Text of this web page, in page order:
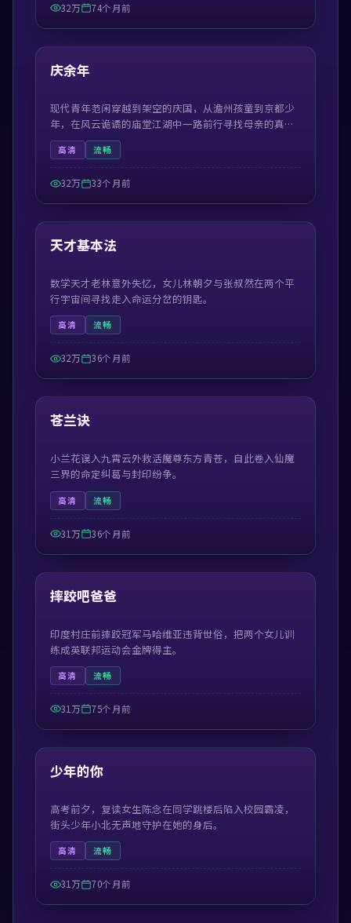
32万 74个月前
热门
50:59
庆余年
现代青年范闲穿越到架空的庆国，从澹州孩童到京都少
年，在风云诡谲的庙堂江湖中一路前行寻找母亲的真
相。
高清 流畅
32万 33个月前
热门
42:19
天才基本法
数学天才老林意外失忆，女儿林朝夕与张叔然在两个平
行宇宙间寻找走入命运分岔的钥匙。
高清 流畅
32万 36个月前
热门
54:48
苍兰诀
小兰花误入九霄云外救活魔尊东方青苍，自此卷入仙魔
三界的命定纠葛与封印纷争。
高清 流畅
31万 36个月前
热门
99:56
摔跤吧爸爸
印度村庄前摔跤冠军马哈维亚违背世俗，把两个女儿训
练成英联邦运动会金牌得主。
高清 流畅
31万 75个月前
热门
99:23
少年的你
高考前夕，复读女生陈念在同学跳楼后陷入校园霸凌，
街头少年小北无声地守护在她的身后。
高清 流畅
31万 70个月前